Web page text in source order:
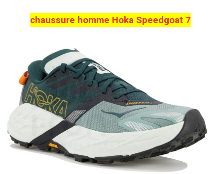
chaussure homme Hoka Speedgoat 7